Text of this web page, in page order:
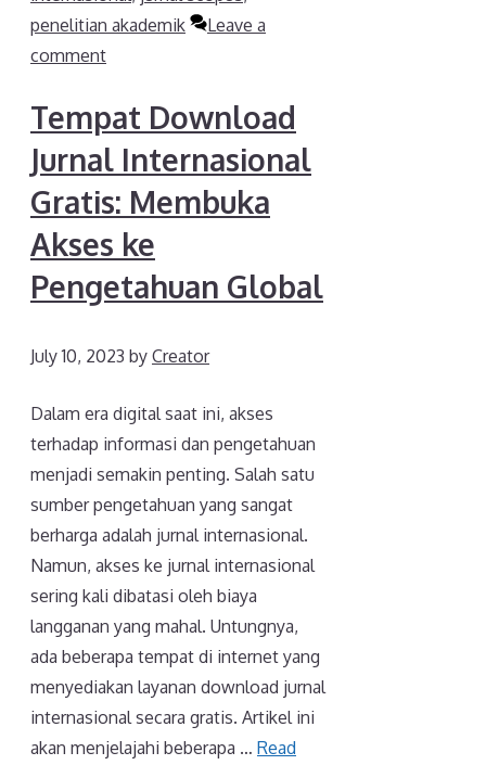
penelitian akademik
Leave a
comment
Tempat Download
Jurnal Internasional
Gratis: Membuka
Akses ke
Pengetahuan Global
July 10, 2023 by Creator
Dalam era digital saat ini, akses
terhadap informasi dan pengetahuan
menjadi semakin penting. Salah satu
sumber pengetahuan yang sangat
berharga adalah jurnal internasional.
Namun, akses ke jurnal internasional
sering kali dibatasi oleh biaya
langganan yang mahal. Untungnya,
ada beberapa tempat di internet yang
menyediakan layanan download jurnal
internasional secara gratis. Artikel ini
akan menjelajahi beberapa … Read